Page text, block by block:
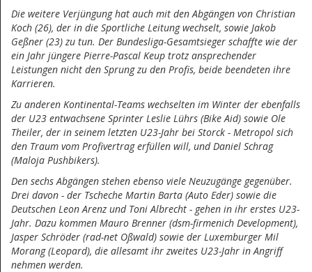
Die weitere Verjüngung hat auch mit den Abgängen von Christian
Koch (26), der in die Sportliche Leitung wechselt, sowie Jakob
Geßner (23) zu tun. Der Bundesliga-Gesamtsieger schaffte wie der
ein Jahr jüngere Pierre-Pascal Keup trotz ansprechender
Leistungen nicht den Sprung zu den Profis, beide beendeten ihre
Karrieren.
Zu anderen Kontinental-Teams wechselten im Winter der ebenfalls
der U23 entwachsene Sprinter Leslie Lührs (Bike Aid) sowie Ole
Theiler, der in seinem letzten U23-Jahr bei Storck - Metropol sich
den Traum vom Profivertrag erfüllen will, und Daniel Schrag
(Maloja Pushbikers).
Den sechs Abgängen stehen ebenso viele Neuzugänge gegenüber.
Drei davon - der Tscheche Martin Barta (Auto Eder) sowie die
Deutschen Leon Arenz und Toni Albrecht - gehen in ihr erstes U23-
Jahr. Dazu kommen Mauro Brenner (dsm-firmenich Development),
Jasper Schröder (rad-net Oßwald) sowie der Luxemburger Mil
Morang (Leopard), die allesamt ihr zweites U23-Jahr in Angriff
nehmen werden.